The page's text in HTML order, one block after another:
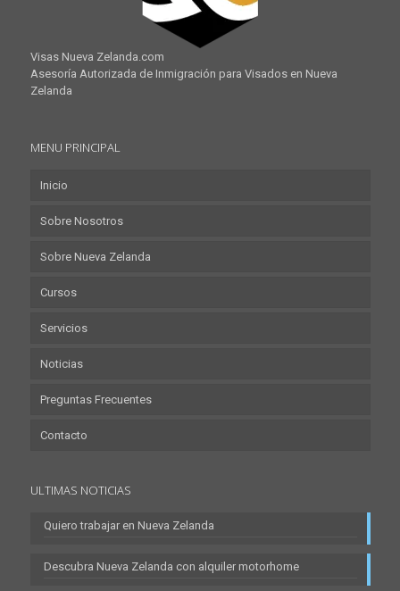
Visas Nueva Zelanda.com
Asesoría Autorizada de Inmigración para Visados en Nueva
Zelanda
MENU PRINCIPAL
Inicio
Sobre Nosotros
Sobre Nueva Zelanda
Cursos
Servicios
Noticias
Preguntas Frecuentes
Contacto
ULTIMAS NOTICIAS
Quiero trabajar en Nueva Zelanda
Descubra Nueva Zelanda con alquiler motorhome